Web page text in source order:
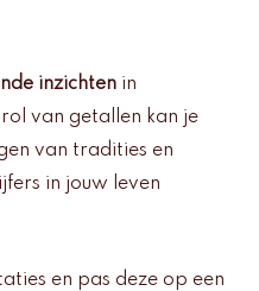
inzichten in
van getallen kan je
van tradities en
in jouw leven
en pas deze op een